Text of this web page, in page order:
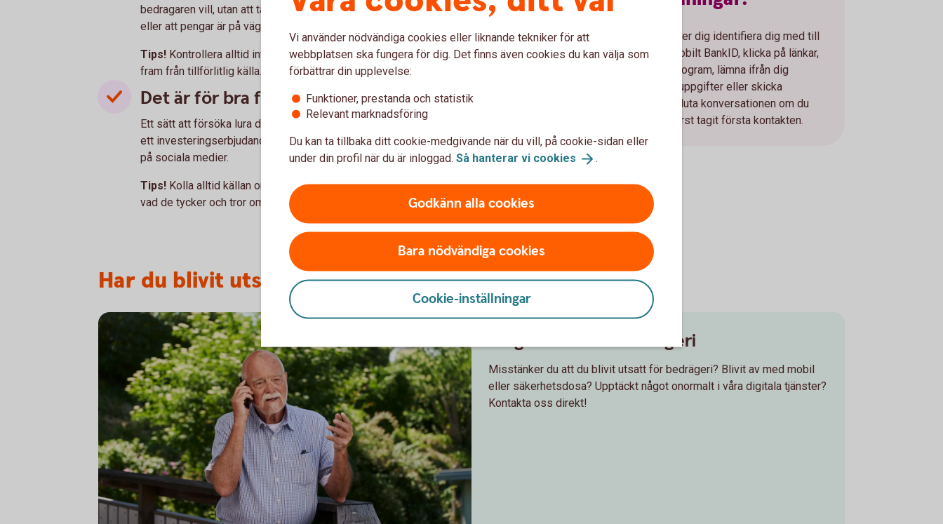
bedragaren vill, utan att tänka efter. Det kan handla om att ett lån ska ha tagits i ditt namn
eller att pengar är på väg att lämna ditt konto.
Tips! Kontrollera alltid informationen du får. Använd ett telefonnummer som du själv sökt
fram från tillförlitlig källa.
Det är för bra för att vara sant
Ett sätt att försöka lura dig är att ge dig ett ”erbjudande du inte kan motstå”. Det kan vara
ett investeringserbjudande som lovar stor och snabb avkastning, eller en flörtig kontakt
på sociala medier.
Tips! Kolla alltid källan om något känns för bra för att vara sant. Fråga någon du litar på
vad de tycker och tror om erbjudandet.
Om någon ber dig identifiera dig med till
exempel Mobilt BankID, klicka på länkar,
ladda ner program, lämna ifrån dig
personliga uppgifter eller skicka
pengar. Avsluta konversationen om du
inte själv först tagit första kontakten.
Har du blivit utsatt?
Ring och anmäl bedrägeri
Misstänker du att du blivit utsatt för bedrägeri? Blivit av med mobil
eller säkerhetsdosa? Upptäckt något onormalt i våra digitala tjänster?
Kontakta oss direkt!
Vi använder nödvändiga cookies eller liknande tekniker för att
webbplatsen ska fungera för dig. Det finns även cookies du kan välja som
förbättrar din upplevelse:
Funktioner, prestanda och statistik
Relevant marknadsföring
Du kan ta tillbaka ditt cookie-medgivande när du vill, på cookie-sidan eller
under din profil när du är inloggad. Så hanterar vi cookies .
Godkänn alla cookies
Bara nödvändiga cookies
Cookie-inställningar